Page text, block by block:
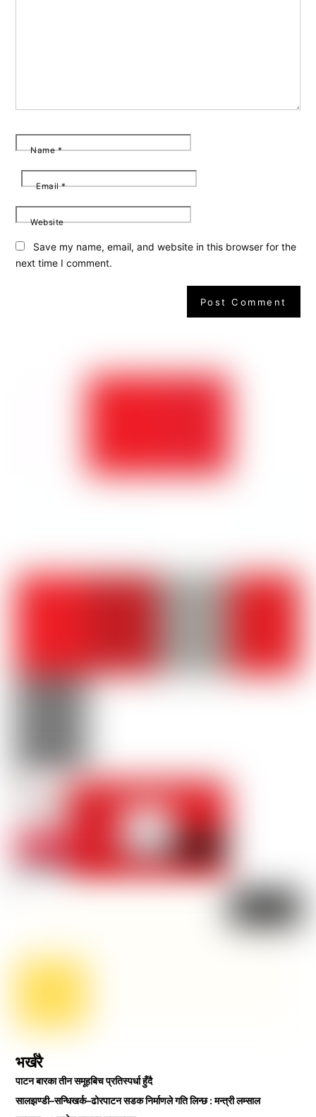
Name*
Email*
Website
Save my name, email, and website in this browser for the
next time I comment.
भर्खरै
पाटन बारका तीन समूहबिच प्रतिस्पर्धा हुँदै
सालझण्डी–सन्धिखर्क–ढोरपाटन सडक निर्माणले गति लिन्छ : मन्त्री लम्साल